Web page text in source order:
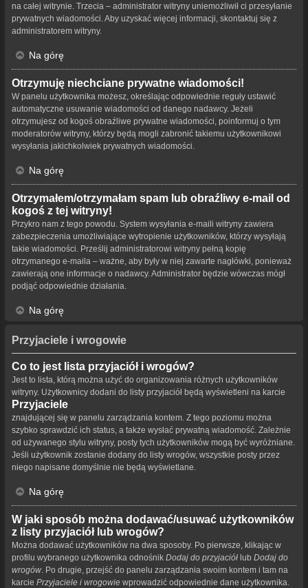
na całej witrynie. Trzecia – administrator witryny uniemożliwił ci przesyłanie
prywatnych wiadomości. Aby uzyskać więcej informacji, skontaktuj się z
administratorem witryny.
Na górę
Otrzymuję niechciane prywatne wiadomości!
W panelu użytkownika możesz, określając odpowiednie reguły ustawić
automatyczne usuwanie wiadomości od danego nadawcy. Jeżeli
otrzymujesz od kogoś obraźliwe prywatne wiadomości, poinformuj o tym
moderatorów witryny, którzy będą mogli zabronić takiemu użytkownikowi
wysyłania jakichkolwiek prywatnych wiadomości.
Na górę
Otrzymałem/otrzymałam spam lub obraźliwy e-mail od
kogoś z tej witryny!
Przykro nam z tego powodu. System wysyłania e-maili witryny zawiera
zabezpieczenia umożliwiające wytropienie użytkowników, którzy wysyłają
takie wiadomości. Prześlij administratorowi witryny pełną kopię
otrzymanego e-maila – ważne, aby były w niej zawarte nagłówki, ponieważ
zawierają one informacje o nadawcy. Administrator będzie wówczas mógł
podjąć odpowiednie działania.
Na górę
Przyjaciele i wrogowie
Co to jest lista przyjaciół i wrogów?
Jest to lista, którą można użyć do organizowania różnych użytkowników
witryny. Użytkownicy dodani do listy przyjaciół będą wyświetleni na karcie
Przyjaciele
znajdującej się w panelu zarządzania kontem. Z tego poziomu można
szybko sprawdzić ich status, a także wysłać prywatną wiadomość. Zależnie
od używanego stylu witryny, posty tych użytkowników mogą być wyróżniane.
Jeśli użytkownik zostanie dodany do listy wrogów, wszystkie posty przez
niego napisane domyślnie nie będą wyświetlane.
Na górę
W jaki sposób można dodawać/usuwać użytkowników
z listy przyjaciół lub wrogów?
Można dodawać użytkowników na dwa sposoby. Po pierwsze, klikając w
profilu wybranego użytkownika odnośnik Dodaj do przyjaciół lub Dodaj do
wrogów . Po drugie, przejść do panelu zarządzania swoim kontem i tam na
karcie Przyjaciele i wrogowie wprowadzić odpowiednie dane użytkownika.